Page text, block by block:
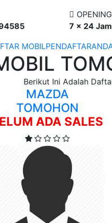
7 x 24
MOBILPENDAFTARAN
Berikut Ini Adalah
MAZDA
TOMOHON
ADA SALES